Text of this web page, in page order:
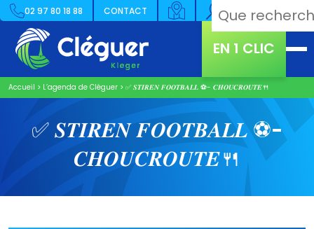
02 97 80 18 88 CONTACT
EN 1 CLIC
Accueil > L’agenda de Cléguer > ✅ 𝑺𝑻𝑰𝑹𝑬𝑵 𝑭𝑶𝑶𝑻𝑩𝑨𝑳𝑳 ⚽- 𝑪𝑯𝑶𝑼𝑪𝑹𝑶𝑼𝑻𝑬🍴
✅ 𝑺𝑻𝑰𝑹𝑬𝑵 𝑭𝑶𝑶𝑻𝑩𝑨𝑳𝑳 ⚽-
𝑪𝑯𝑶𝑼𝑪𝑹𝑶𝑼𝑻𝑬🍴